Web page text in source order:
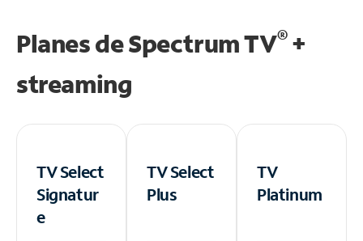
Planes de Spectrum TV®+
streaming
TV Select
Signatur
e
TV Select
Plus
TV
Platinum